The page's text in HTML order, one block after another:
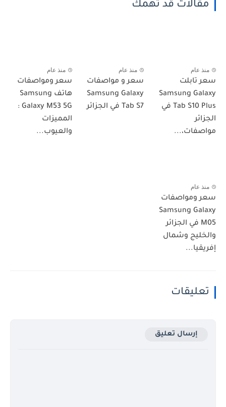
مقالات قد تهمك
منذ عام
سعر تابلت
Samsung Galaxy
Tab S10 Plus في
الجزائر
مواصفات،...
منذ عام
سعر و مواصفات
Samsung Galaxy
Tab S7 في الجزائر
منذ عام
سعر ومواصفات
هاتف Samsung
Galaxy M53 5G :
المميزات
والعيوب...
منذ عام
سعر ومواصفات
Samsung Galaxy
M05 في الجزائر
والخليج وشمال
إفريقيا...
تعليقات
إرسال تعليق